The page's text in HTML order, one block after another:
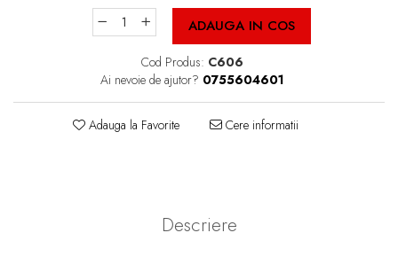
Cutii Fast Food Generic
Cutii Pizza Blank
Cutii Pizza Generic
ADAUGA IN COS
Cod Produs: C606
Ai nevoie de ajutor? 0755604601
Adauga la Favorite Cere informatii
Descriere